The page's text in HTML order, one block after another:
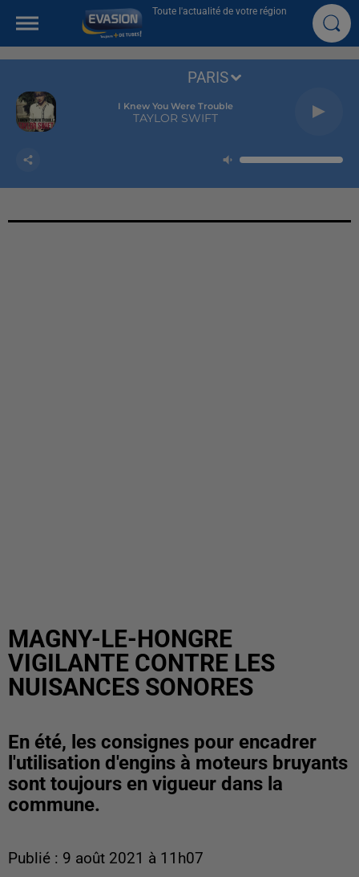
Toute l'actualité de votre région
I Knew You Were Trouble
TAYLOR SWIFT
PARIS
MAGNY-LE-HONGRE
VIGILANTE CONTRE LES
NUISANCES SONORES
En été, les consignes pour encadrer
l'utilisation d'engins à moteurs bruyants
sont toujours en vigueur dans la
commune.
Publié : 9 août 2021 à 11h07